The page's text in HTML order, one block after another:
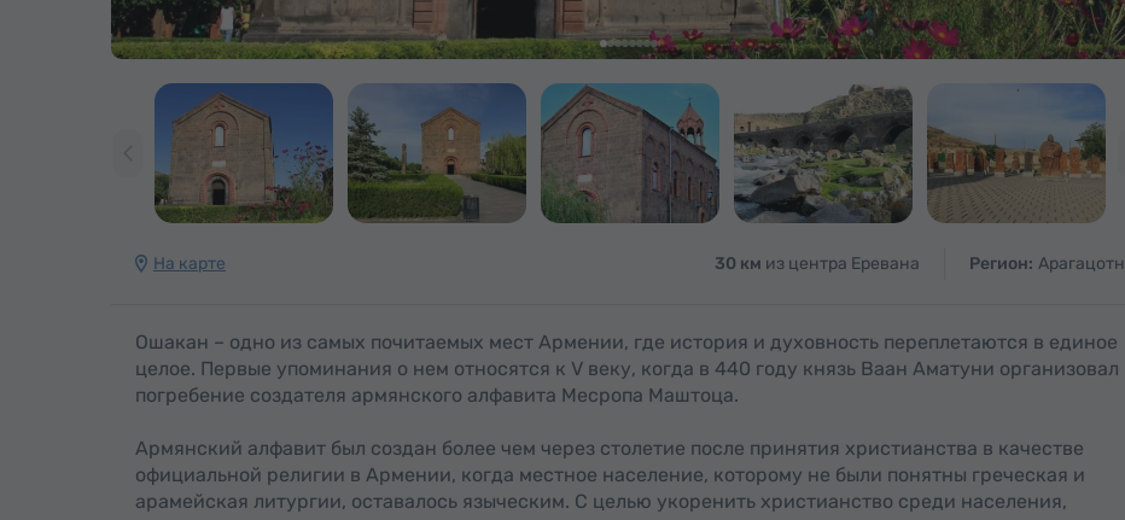
На карте 30 км из центра Еревана Регион: Арагацотн
Ошакан – одно из самых почитаемых мест Армении, где история и духовность переплетаются в единое
целое. Первые упоминания о нем относятся к V веку, когда в 440 году князь Ваан Аматуни организовал
погребение создателя армянского алфавита Месропа Маштоца.
Армянский алфавит был создан более чем через столетие после принятия христианства в качестве
официальной религии в Армении, когда местное население, которому не были понятны греческая и
арамейская литургии, оставалось языческим. С целью укоренить христианство среди населения,